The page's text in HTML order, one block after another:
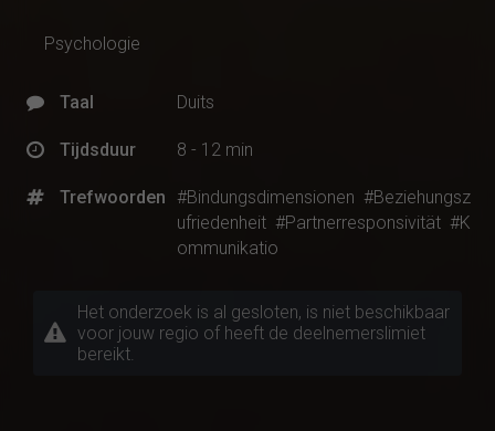
Psychologie
Taal Duits
Tijdsduur 8 - 12 min
Trefwoorden #Bindungsdimensionen #Beziehungsz
ufriedenheit #Partnerresponsivität #K
ommunikatio
Het onderzoek is al gesloten, is niet beschikbaar
voor jouw regio of heeft de deelnemerslimiet
bereikt.